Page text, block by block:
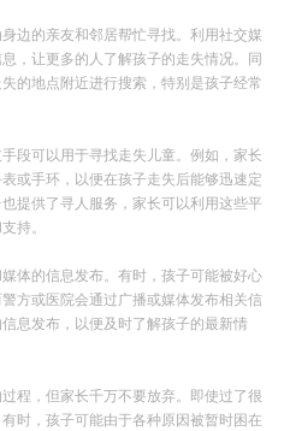
的亲友和邻居帮忙寻找。利用社交媒
，让更多的人了解孩子的走失情况。同
的地点附近进行搜索，特别是孩子经常
可以用于寻找走失儿童。例如，家长
或手环，以便在孩子走失后能够迅速定
提供了寻人服务，家长可以利用这些平
持。
的信息发布。有时，孩子可能被好心
方或医院会通过广播或媒体发布相关信
息发布，以便及时了解孩子的最新情
，但家长千万不要放弃。即使过了很
时，孩子可能由于各种原因被暂时困在